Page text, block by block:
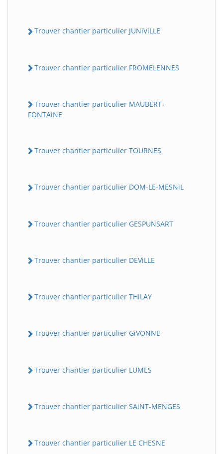
Trouver chantier particulier JUNiViLLE
Trouver chantier particulier FROMELENNES
Trouver chantier particulier MAUBERT-
FONTAiNE
Trouver chantier particulier TOURNES
Trouver chantier particulier DOM-LE-MESNiL
Trouver chantier particulier GESPUNSART
Trouver chantier particulier DEViLLE
Trouver chantier particulier THiLAY
Trouver chantier particulier GiVONNE
Trouver chantier particulier LUMES
Trouver chantier particulier SAiNT-MENGES
Trouver chantier particulier LE CHESNE